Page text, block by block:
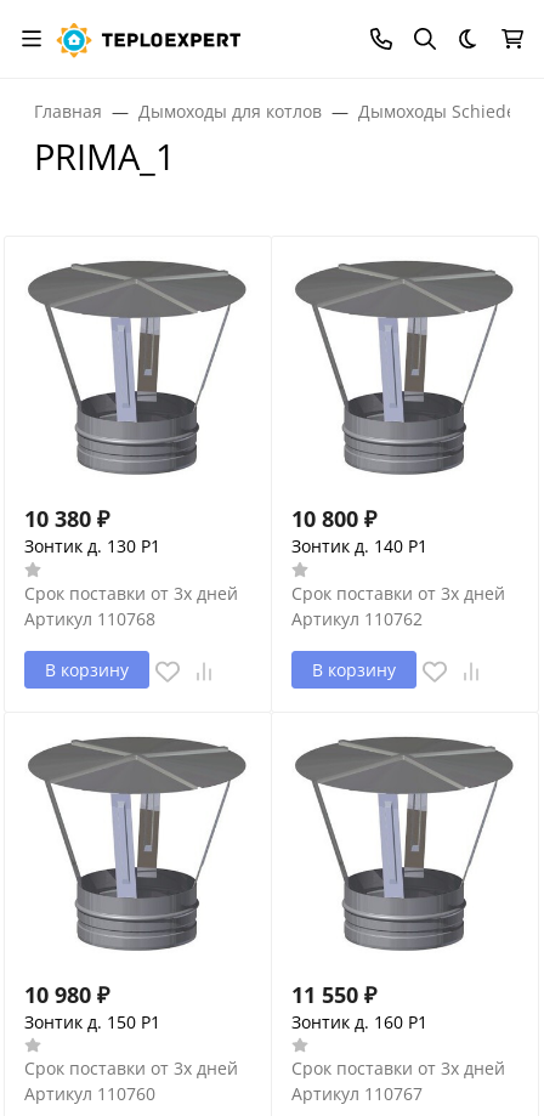
Темная
Главная Дымоходы для котлов Дымоходы Schiedel
PRIMA_1
10 380 ₽
Зонтик д. 130 P1
Срок поставки от 3х дней
Артикул 110768
В корзину
10 800 ₽
Зонтик д. 140 P1
Срок поставки от 3х дней
Артикул 110762
В корзину
10 980 ₽
Зонтик д. 150 P1
Срок поставки от 3х дней
Артикул 110760
11 550 ₽
Зонтик д. 160 P1
Срок поставки от 3х дней
Артикул 110767